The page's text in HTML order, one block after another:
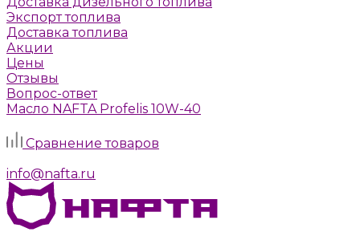
Экспорт топлива
Доставка топлива
Акции
Цены
Отзывы
Вопрос-ответ
Масло NAFTA Profelis 10W-40
Сравнение товаров
info@nafta.ru